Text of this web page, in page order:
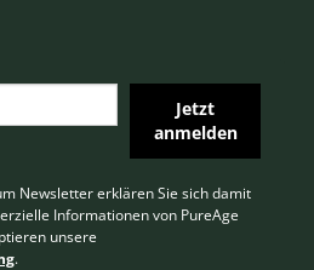
Jetzt
anmelden
Newsletter erklären Sie sich damit
Informationen von PureAge
unsere
.